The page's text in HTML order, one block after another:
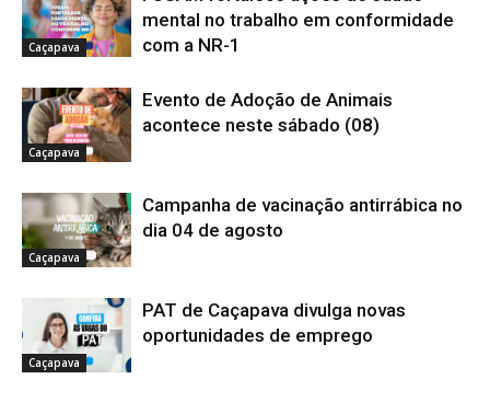
Caçapava
mental no trabalho em conformidade
com a NR-1
Caçapava
Evento de Adoção de Animais
acontece neste sábado (08)
Caçapava
Campanha de vacinação antirrábica no
dia 04 de agosto
Caçapava
PAT de Caçapava divulga novas
oportunidades de emprego